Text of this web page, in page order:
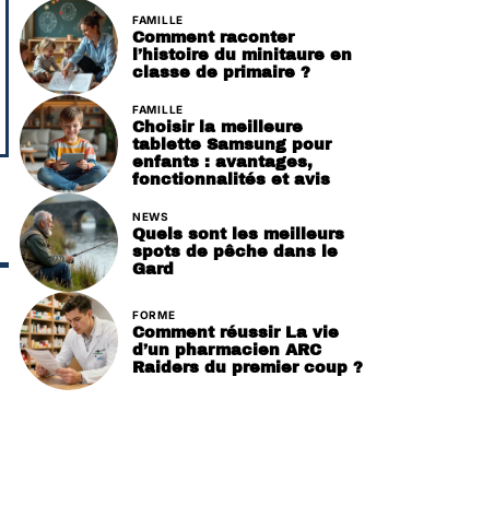
FAMILLE
Comment raconter
l’histoire du minitaure en
classe de primaire ?
FAMILLE
Choisir la meilleure
tablette Samsung pour
enfants : avantages,
fonctionnalités et avis
NEWS
Quels sont les meilleurs
spots de pêche dans le
Gard
FORME
Comment réussir La vie
d’un pharmacien ARC
Raiders du premier coup ?